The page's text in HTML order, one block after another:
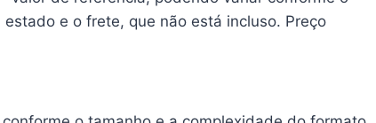
e o frete, que não está incluso. Preço